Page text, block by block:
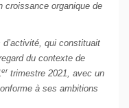
croissance organique de
qui constituait
du contexte de
ertrimestre 2021, avec un
à ses ambitions